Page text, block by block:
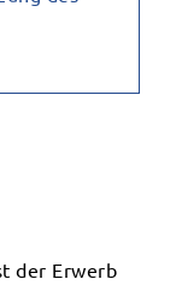
der Erwerb